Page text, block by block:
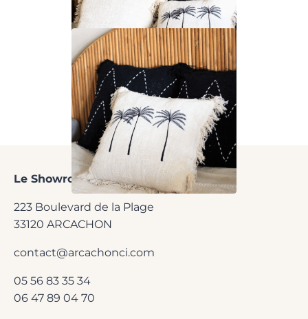
Le Showroomde l'Agence ACI
223 Boulevard de la Plage
33120 ARCACHON
contact@arcachonci.com
05 56 83 35 34
06 47 89 04 70